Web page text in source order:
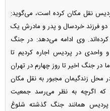
نقل مکان کرده است، می‌گوید:
فرزند خردسال و پدر و مادرش یک
وی ادامه می‌دهد: در جنگ
واحدی در پردیس اجاره کردیم تا
در جنگ اخیر تا روز چهارم در تهران
محل زندگیمان مجبور به نقل مکان
اگرچه به نظر می‌رسد جمعیت
پردیس همانند جنگ گذشته شلوغ